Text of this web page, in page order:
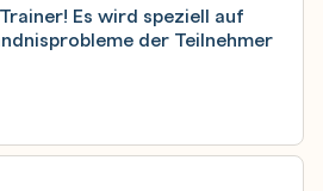
Es wird speziell auf
der Teilnehmer